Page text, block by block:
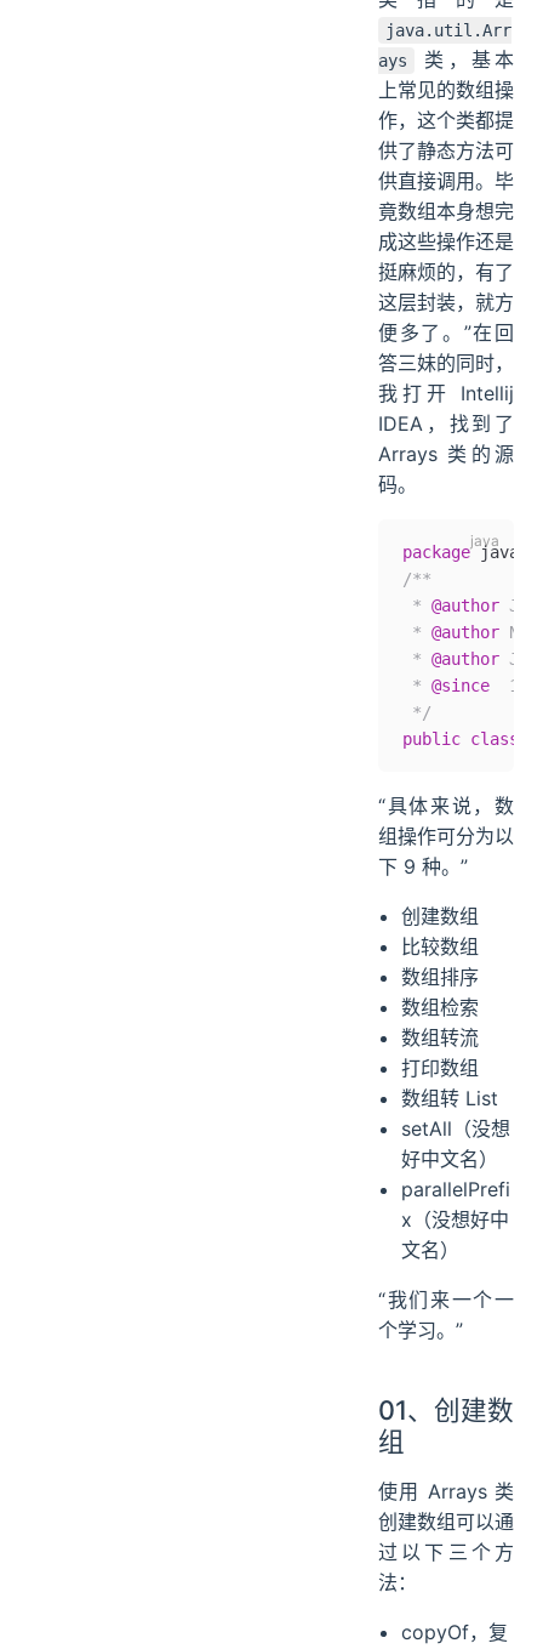
java.util.Arr
ays
类，基本
上常见的数组操
作，这个类都提
供了静态方法可
供直接调用。毕
竟数组本身想完
成这些操作还是
挺麻烦的，有了
这层封装，就方
便多了。”在回
答三妹的同时，
我打开 Intellij
IDEA，找到了
Arrays 类的源
码。
package
/**
* @author
* @author
* @author
* @since
  1.2
*/
public class
“具体来说，数
组操作可分为以
下 9 种。”
创建数组
比较数组
数组排序
数组检索
数组转流
打印数组
数组转 List
setAll（没想
好中文名）
parallelPrefi
x（没想好中
文名）
“我们来一个一
个学习。”
01、创建数
组
使用 Arrays 类
创建数组可以通
过以下三个方
法：
copyOf，复